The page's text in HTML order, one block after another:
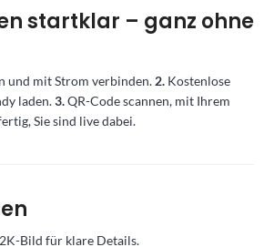
startklar – ganz ohne
und mit Strom verbinden. 2. Kostenlose
laden.3.QR-Code scannen, mit Ihrem
Sie sind live dabei.
Bild für klare Details.